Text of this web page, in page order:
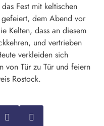
Fest mit keltischen
dem Abend vor
Kelten, dass an diesem
und vertrieben
verkleiden sich
von Tür zu Tür und feiern
Rostock.